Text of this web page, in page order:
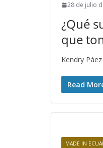
28 de julio
¿Qué
que
Kendry
Read
MADE IN